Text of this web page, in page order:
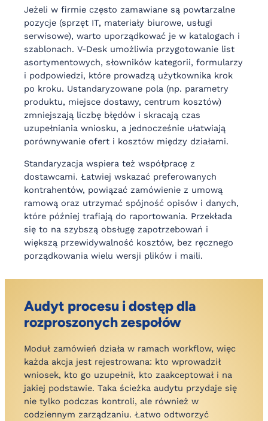
Jeżeli w firmie często zamawiane są powtarzalne
pozycje (sprzęt IT, materiały biurowe, usługi
serwisowe), warto uporządkować je w katalogach i
szablonach. V-Desk umożliwia przygotowanie list
asortymentowych, słowników kategorii, formularzy
i podpowiedzi, które prowadzą użytkownika krok
po kroku. Ustandaryzowane pola (np. parametry
produktu, miejsce dostawy, centrum kosztów)
zmniejszają liczbę błędów i skracają czas
uzupełniania wniosku, a jednocześnie ułatwiają
porównywanie ofert i kosztów między działami.
Standaryzacja wspiera też współpracę z
dostawcami. Łatwiej wskazać preferowanych
kontrahentów, powiązać zamówienie z umową
ramową oraz utrzymać spójność opisów i danych,
które później trafiają do raportowania. Przekłada
się to na szybszą obsługę zapotrzebowań i
większą przewidywalność kosztów, bez ręcznego
porządkowania wielu wersji plików i maili.
Audyt procesu i dostęp dla
rozproszonych zespołów
Moduł zamówień działa w ramach workflow, więc
każda akcja jest rejestrowana: kto wprowadził
wniosek, kto go uzupełnił, kto zaakceptował i na
jakiej podstawie. Taka ścieżka audytu przydaje się
nie tylko podczas kontroli, ale również w
codziennym zarządzaniu. Łatwo odtworzyć